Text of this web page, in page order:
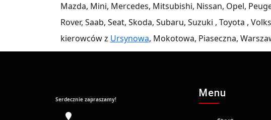
Mazda, Mini, Mercedes, Mitsubishi, Nissan, Opel,
Rover, Saab, Seat, Skoda, Subaru, Suzuki , Toyota ,
kierowców z Ursynowa, Mokotowa, Piaseczna,
Serdecznie zapraszamy!
Menu